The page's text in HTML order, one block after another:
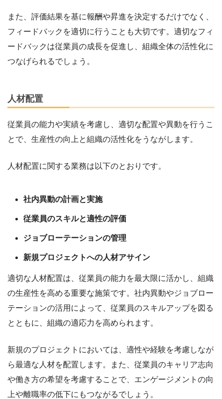
また、評価結果を基に報酬や昇進を決定するだけでなく、
フィードバックを適切に行うことも大切です。適切なフィ
ードバックは従業員の成長を促進し、組織全体の活性化に
つなげられるでしょう。
人材配置
従業員の能力や実績を考慮し、適切な配置や異動を行うこ
とで、生産性の向上と組織の活性化をうながします。
人材配置に関する業務は以下のとおりです。
社内異動の計画と実施
従業員のスキルと適性の評価
ジョブローテーションの管理
新規プロジェクトへの人材アサイン
適切な人材配置は、従業員の能力を最大限に活かし、組織
の生産性を高める重要な施策です。社内異動やジョブロー
テーションの活用によって、従業員のスキルアップを図る
とともに、組織の適応力を高められます。
新規のプロジェクトにおいては、適性や経験を考慮しなが
ら最適な人材を配置します。また、従業員のキャリア志向
や働き方の希望を考慮することで、エンゲージメントの向
上や離職率の低下にもつながるでしょう。